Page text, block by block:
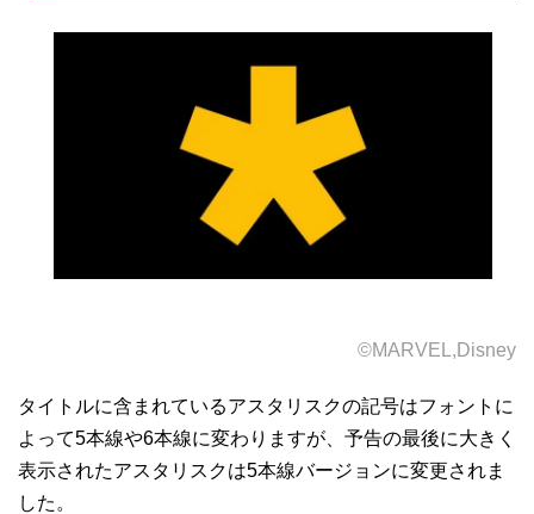
©MARVEL,Disney
タイトルに含まれているアスタリスクの記号はフォントに
よって5本線や6本線に変わりますが、予告の最後に大きく
表示されたアスタリスクは5本線バージョンに変更されま
した。